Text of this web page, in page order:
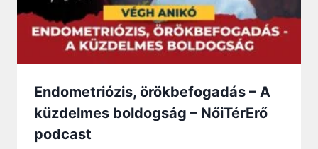
Endometriózis, örökbefogadás – A
küzdelmes boldogság – NőiTérErő
podcast